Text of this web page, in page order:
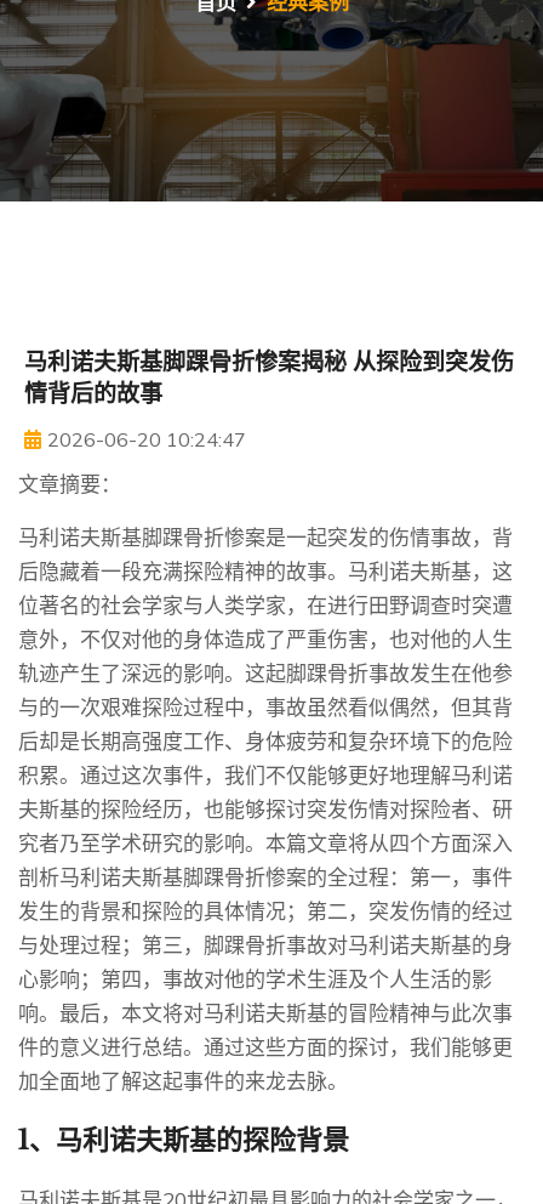
马利诺夫斯基脚踝骨折惨案揭秘 从探险到突发伤
情背后的故事
2026-06-20 10:24:47
文章摘要：
马利诺夫斯基脚踝骨折惨案是一起突发的伤情事故，背
后隐藏着一段充满探险精神的故事。马利诺夫斯基，这
位著名的社会学家与人类学家，在进行田野调查时突遭
意外，不仅对他的身体造成了严重伤害，也对他的人生
轨迹产生了深远的影响。这起脚踝骨折事故发生在他参
与的一次艰难探险过程中，事故虽然看似偶然，但其背
后却是长期高强度工作、身体疲劳和复杂环境下的危险
积累。通过这次事件，我们不仅能够更好地理解马利诺
夫斯基的探险经历，也能够探讨突发伤情对探险者、研
究者乃至学术研究的影响。本篇文章将从四个方面深入
剖析马利诺夫斯基脚踝骨折惨案的全过程：第一，事件
发生的背景和探险的具体情况；第二，突发伤情的经过
与处理过程；第三，脚踝骨折事故对马利诺夫斯基的身
心影响；第四，事故对他的学术生涯及个人生活的影
响。最后，本文将对马利诺夫斯基的冒险精神与此次事
件的意义进行总结。通过这些方面的探讨，我们能够更
加全面地了解这起事件的来龙去脉。
1、马利诺夫斯基的探险背景